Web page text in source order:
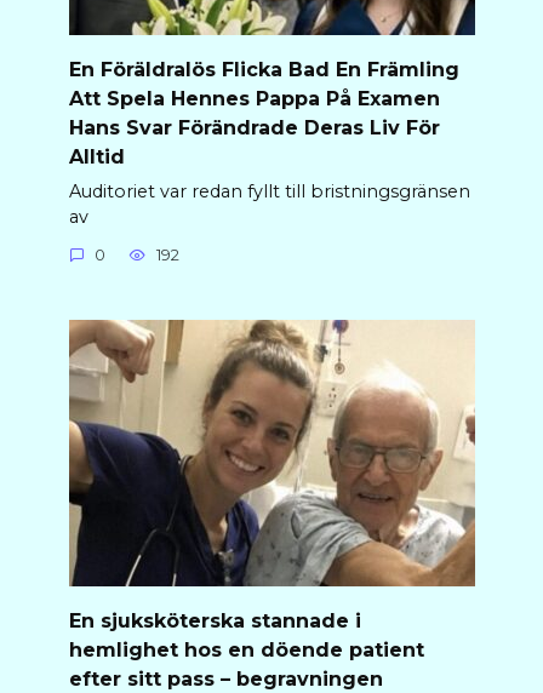
En Föräldralös Flicka Bad En Främling
Att Spela Hennes Pappa På Examen
Hans Svar Förändrade Deras Liv För
Alltid
Auditoriet var redan fyllt till bristningsgränsen
av
0 192
En sjuksköterska stannade i
hemlighet hos en döende patient
efter sitt pass – begravningen